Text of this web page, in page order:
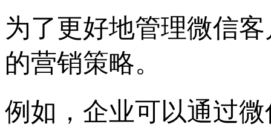
为了更好地管理微信
的营销策略。
例如，企业可以通过